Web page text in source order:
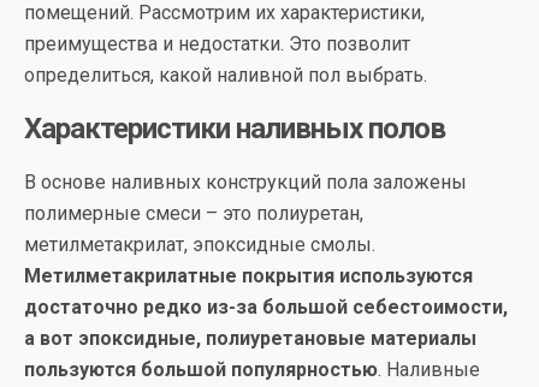
помещений. Рассмотрим их характеристики,
преимущества и недостатки. Это позволит
определиться, какой наливной пол выбрать.
Характеристики наливных полов
В основе наливных конструкций пола заложены
полимерные смеси – это полиуретан,
метилметакрилат, эпоксидные смолы.
Метилметакрилатные покрытия используются
достаточно редко из-за большой себестоимости,
а вот эпоксидные, полиуретановые материалы
пользуются большой популярностью. Наливные